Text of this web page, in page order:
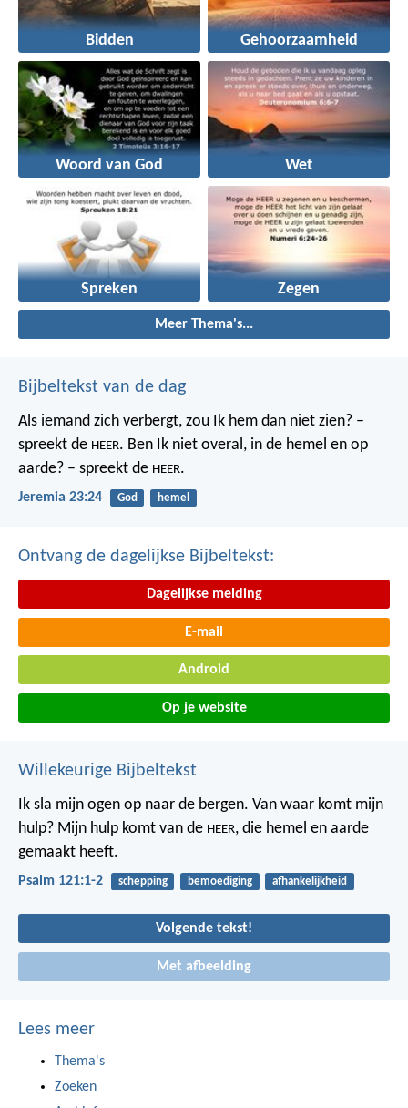
Bidden Gehoorzaamheid
Woord van God Wet
Spreken Zegen
Meer Thema's...
Bijbeltekst van de dag
Als iemand zich verbergt, zou Ik hem dan niet zien? –
spreekt de HEER. Ben Ik niet overal, in de hemel en op
aarde? – spreekt de HEER.
Jeremia 23:24 God hemel
Ontvang de dagelijkse Bijbeltekst:
Dagelijkse melding
E-mail
Android
Op je website
Willekeurige Bijbeltekst
Ik sla mijn ogen op naar de bergen. Van waar komt mijn
hulp? Mijn hulp komt van de HEER, die hemel en aarde
gemaakt heeft.
Psalm 121:1-2 schepping bemoediging afhankelijkheid
Volgende tekst!
Met afbeelding
Lees meer
Thema's
Zoeken